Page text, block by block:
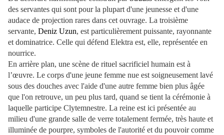
des servantes qui sont pour la plupart d'une jeunesse et d'une
audace de projection rares dans cet ouvrage. La troisième
servante, Deniz Uzun, est particulièrement puissante, rayonnante
et dominatrice. Celle qui défend Elektra est, elle, représentée en
nourrice.
En arrière plan, une scène de rituel sacrificiel humain est à
l’œuvre. Le corps d'une jeune femme nue est soigneusement lavé
sous des douches avec l'aide d'une autre femme bien plus âgée
que l'on retrouve, un peu plus tard, quand se tient la cérémonie à
laquelle participe Clytemnestre. La reine est ici présentée au
milieu d'une grande salle de verre totalement fermée, très haute et
illuminée de pourpre, symboles de l'autorité et du pouvoir comme